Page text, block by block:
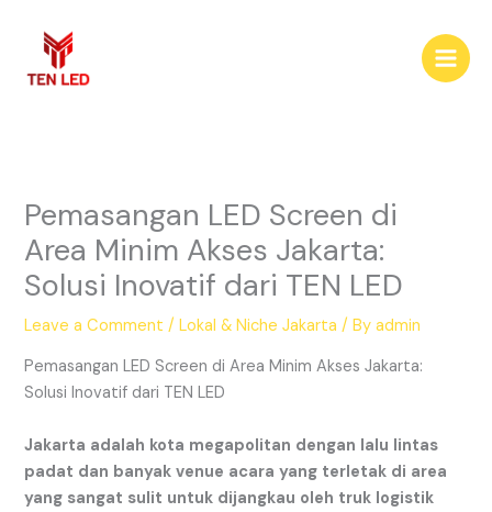
content
Pemasangan LED Screen di
Area Minim Akses Jakarta:
Solusi Inovatif dari TEN LED
Leave a Comment /Lokal & Niche Jakarta / Byadmin
Pemasangan LED Screen di Area Minim Akses Jakarta:
Solusi Inovatif dari TEN LED
Jakarta adalah kota megapolitan dengan lalu lintas
padat dan banyak venue acara yang terletak di area
yang sangat sulit untuk dijangkau oleh truk logistik